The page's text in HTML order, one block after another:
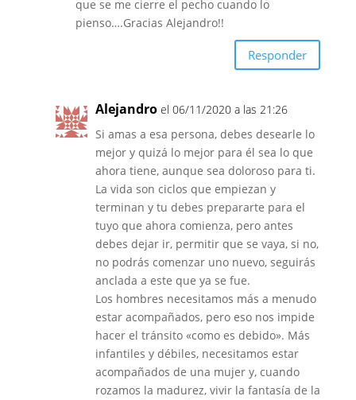
que se me cierre el pecho cuando lo
pienso….Gracias Alejandro!!
Responder
Alejandro el 06/11/2020 a las 21:26
Si amas a esa persona, debes desearle lo
mejor y quizá lo mejor para él sea lo que
ahora tiene, aunque sea doloroso para ti.
La vida son ciclos que empiezan y
terminan y tu debes prepararte para el
tuyo que ahora comienza, pero antes
debes dejar ir, permitir que se vaya, si no,
no podrás comenzar uno nuevo, seguirás
anclada a este que ya se fue.
Los hombres necesitamos más a menudo
estar acompañados, pero eso nos impide
hacer el tránsito «como es debido». Más
infantiles y débiles, necesitamos estar
acompañados de una mujer y, cuando
rozamos la madurez, vivir la fantasía de la